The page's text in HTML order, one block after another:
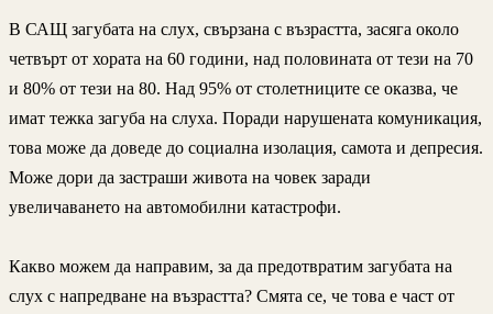
В САЩ загубата на слух, свързана с възрастта, засяга около
четвърт от хората на 60 години, над половината от тези на 70
и 80% от тези на 80. Над 95% от столетниците се оказва, че
имат тежка загуба на слуха. Поради нарушената комуникация,
това може да доведе до социална изолация, самота и депресия.
Може дори да застраши живота на човек заради
увеличаването на автомобилни катастрофи.
Какво можем да направим, за да предотвратим загубата на
слух с напредване на възрастта? Смята се, че това е част от